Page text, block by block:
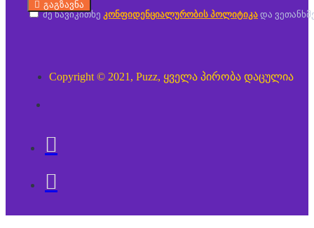
გაგზავნა
მე წავიკითხე კონფიდენციალურობის პოლიტიკა და
Copyright © 2021, Puzz, ყველა პირობა დაცულია